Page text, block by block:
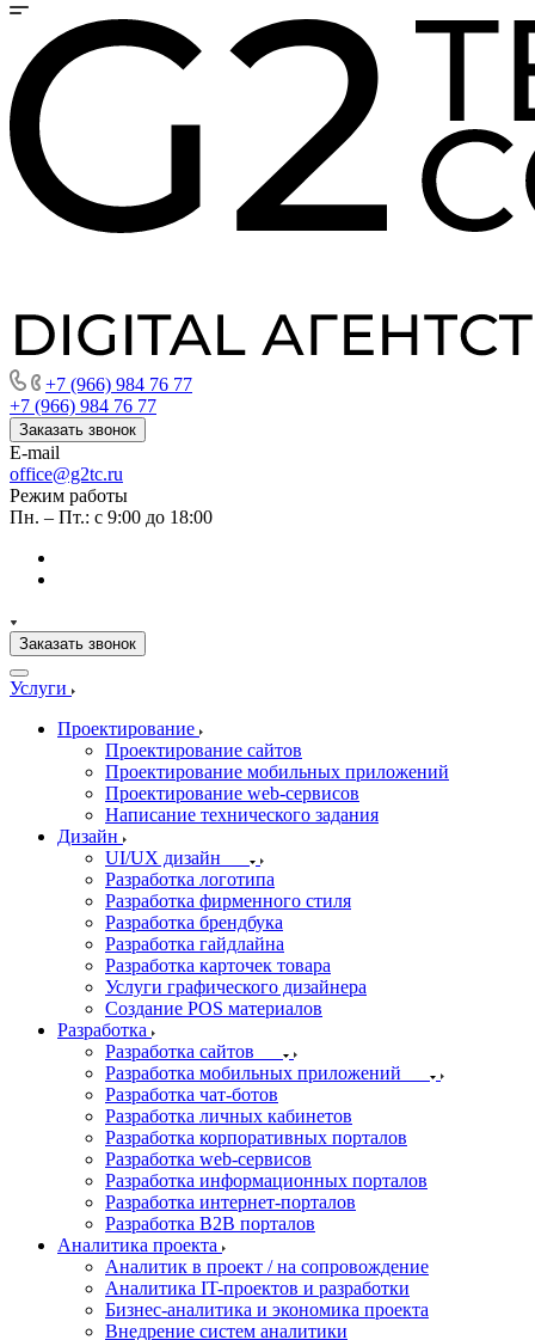
+7 (966) 984 76 77
+7 (966) 984 76 77
Заказать звонок
E-mail
office@g2tc.ru
Режим работы
Пн. – Пт.: с 9:00 до 18:00
Заказать звонок
Услуги
Проектирование
Проектирование сайтов
Проектирование мобильных приложений
Проектирование web-сервисов
Написание технического задания
Дизайн
UI/UX дизайн
Разработка логотипа
Разработка фирменного стиля
Разработка брендбука
Разработка гайдлайна
Разработка карточек товара
Услуги графического дизайнера
Создание POS материалов
Разработка
Разработка сайтов
Разработка мобильных приложений
Разработка чат-ботов
Разработка личных кабинетов
Разработка корпоративных порталов
Разработка web-сервисов
Разработка информационных порталов
Разработка интернет-порталов
Разработка B2B порталов
Аналитика проекта
Аналитик в проект / на сопровождение
Аналитика IT-проектов и разработки
Бизнес-аналитика и экономика проекта
Внедрение систем аналитики